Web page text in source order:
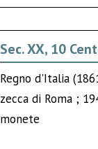
Sec. XX, 10
Regno d'Italia
zecca di Roma ;
monete